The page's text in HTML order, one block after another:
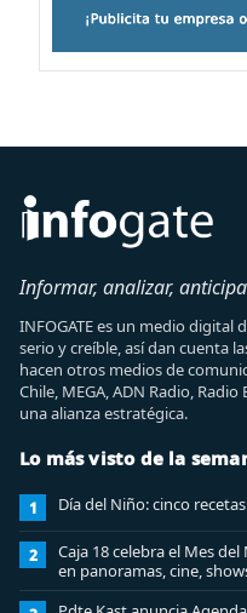
Informar, analizar,
INFOGATE es un medio
serio y creíble, así dan cuenta
hacen otros medios de
Chile, MEGA, ADN Radio,
una alianza estratégica.
Lo más visto de la
1 Día del Niño: cinco
2
Caja 18 celebra el Mes
en panoramas, cine,